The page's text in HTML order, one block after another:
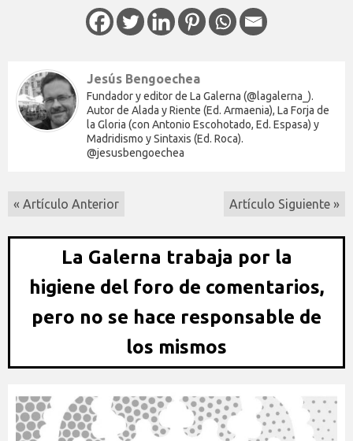
Jesús Bengoechea
Fundador y editor de La Galerna (@lagalerna_).
Autor de Alada y Riente (Ed. Armaenia), La Forja de
la Gloria (con Antonio Escohotado, Ed. Espasa) y
Madridismo y Sintaxis (Ed. Roca).
@jesusbengoechea
« Artículo Anterior Artículo Siguiente »
La Galerna trabaja por la
higiene del foro de comentarios,
pero no se hace responsable de
los mismos